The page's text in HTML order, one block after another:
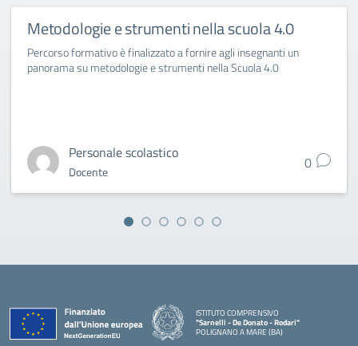
Metodologie e strumenti nella scuola 4.0
Percorso formativo è finalizzato a fornire agli insegnanti un
panorama su metodologie e strumenti nella Scuola 4.0
Personale scolastico
Docente 0
ISTITUTO COMPRENSIVO
"Sarnelli - De Donato - Rodari"
POLIGNANO A MARE (BA)